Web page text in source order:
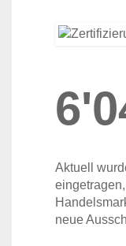
Aktuell
neue